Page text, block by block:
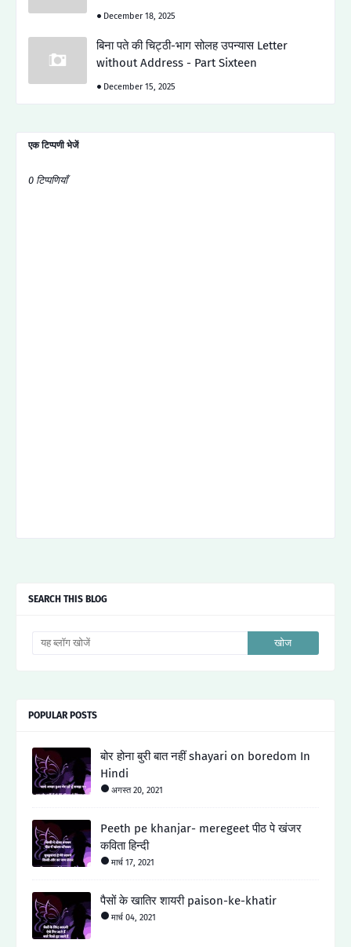
December 18, 2025
बिना पते की चिट्ठी-भाग सोलह उपन्यास Letter
without Address - Part Sixteen
December 15, 2025
एक टिप्पणी भेजें
0 टिप्पणियाँ
SEARCH THIS BLOG
POPULAR POSTS
बोर होना बुरी बात नहीं shayari on boredom In
Hindi
अगस्त 20, 2021
Peeth pe khanjar- meregeet पीठ पे खंजर
कविता हिन्दी
मार्च 17, 2021
पैसों के खातिर शायरी paison-ke-khatir
मार्च 04, 2021